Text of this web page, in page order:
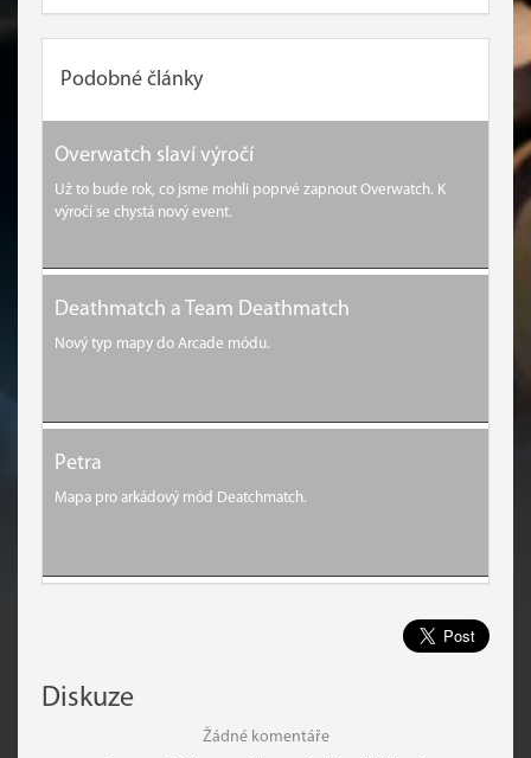
Podobné články
Overwatch slaví výročí
Už to bude rok, co jsme mohli poprvé zapnout Overwatch. K
výročí se chystá nový event.
Deathmatch a Team Deathmatch
Nový typ mapy do Arcade módu.
Petra
Mapa pro arkádový mód Deatchmatch.
Diskuze
Žádné komentáře